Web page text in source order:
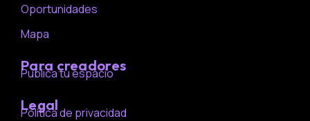
Oportunidades
Mapa
Para creadores
Publica tu espacio
Legal
Política de privacidad